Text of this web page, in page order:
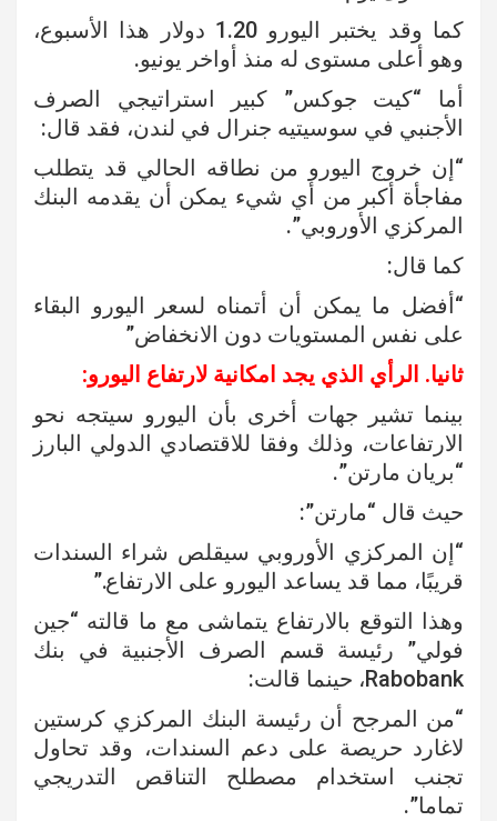
كما وقد يختبر اليورو 1.20 دولار هذا الأسبوع،
وهو أعلى مستوى له منذ أواخر يونيو.
أما “كيت جوكس” كبير استراتيجي الصرف
الأجنبي في سوسيتيه جنرال في لندن، فقد قال:
“إن خروج اليورو من نطاقه الحالي قد يتطلب
مفاجأة أكبر من أي شيء يمكن أن يقدمه البنك
المركزي الأوروبي”.
كما قال:
“أفضل ما يمكن أن أتمناه لسعر اليورو البقاء
على نفس المستويات دون الانخفاض”
ثانيا. الرأي الذي يجد امكانية لارتفاع اليورو:
بينما تشير جهات أخرى بأن اليورو سيتجه نحو
الارتفاعات، وذلك وفقا للاقتصادي الدولي البارز
“بريان مارتن”.
حيث قال “مارتن”:
“إن المركزي الأوروبي سيقلص شراء السندات
قريبًا، مما قد يساعد اليورو على الارتفاع.”
وهذا التوقع بالارتفاع يتماشى مع ما قالته “جين
فولي” رئيسة قسم الصرف الأجنبية في بنك
Rabobank، حينما قالت:
“من المرجح أن رئيسة البنك المركزي كرستين
لاغارد حريصة على دعم السندات، وقد تحاول
تجنب استخدام مصطلح التناقص التدريجي
تماما”.